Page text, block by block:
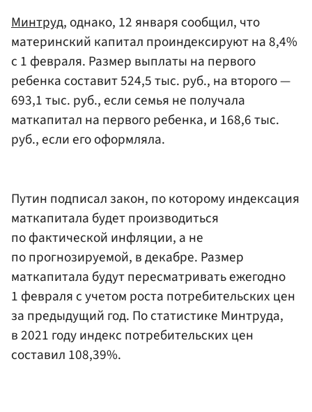
Минтруд, однако, 12 января сообщил, что
материнский капитал проиндексируют на 8,4%
с 1 февраля. Размер выплаты на первого
ребенка составит 524,5 тыс. руб., на второго —
693,1 тыс. руб., если семья не получала
маткапитал на первого ребенка, и 168,6 тыс.
руб., если его оформляла.
Путин подписал закон, по которому индексация
маткапитала будет производиться
по фактической инфляции, а не
по прогнозируемой, в декабре. Размер
маткапитала будут пересматривать ежегодно
1 февраля с учетом роста потребительских цен
за предыдущий год. По статистике Минтруда,
в 2021 году индекс потребительских цен
составил 108,39%.